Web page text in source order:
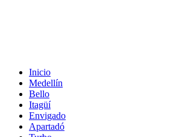
Inicio
Medellín
Bello
Itagüí
Envigado
Apartadó